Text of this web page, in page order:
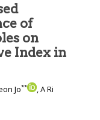
of
Index in
Jo**
, A Ri